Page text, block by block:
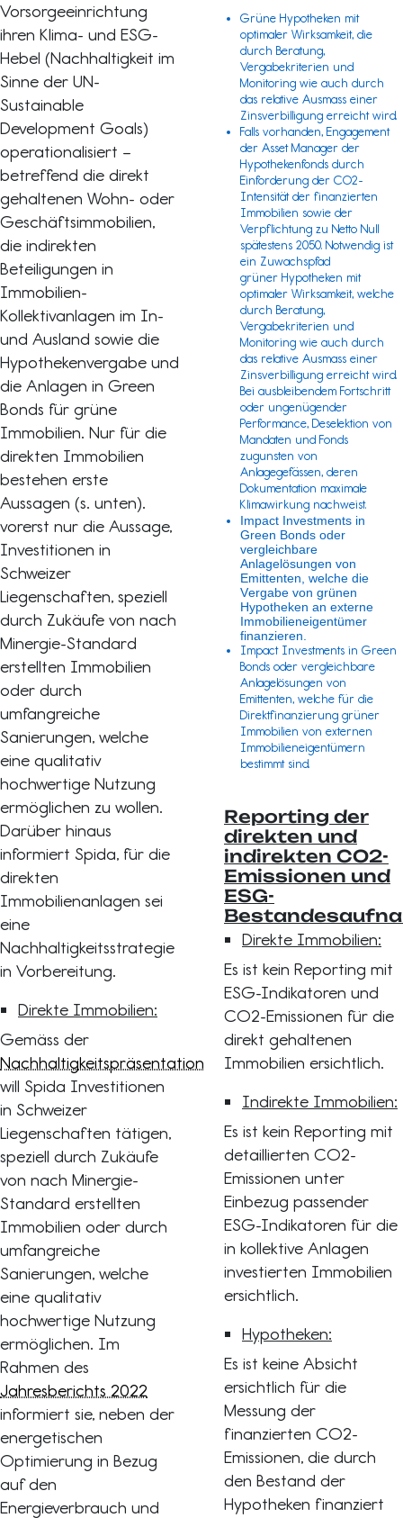
Vorsorgeeinrichtung
ihren Klima- und ESG-
Hebel (Nachhaltigkeit im
Sinne der UN-
Sustainable
Development Goals)
operationalisiert –
betreffend die direkt
gehaltenen Wohn- oder
Geschäftsimmobilien,
die indirekten
Beteiligungen in
Immobilien-
Kollektivanlagen im In-
und Ausland sowie die
Hypothekenvergabe und
die Anlagen in Green
Bonds für grüne
Immobilien. Nur für die
direkten Immobilien
bestehen erste
Aussagen (s. unten).
vorerst nur die Aussage,
Investitionen in
Schweizer
Liegenschaften, speziell
durch Zukäufe von nach
Minergie-Standard
erstellten Immobilien
oder durch
umfangreiche
Sanierungen, welche
eine qualitativ
hochwertige Nutzung
ermöglichen zu wollen.
Darüber hinaus
informiert Spida, für die
direkten
Immobilienanlagen sei
eine
Nachhaltigkeitsstrategie
in Vorbereitung.
Direkte Immobilien:
Gemäss der
Nachhaltigkeitspräsentation
will Spida Investitionen
in Schweizer
Liegenschaften tätigen,
speziell durch Zukäufe
von nach Minergie-
Standard erstellten
Immobilien oder durch
umfangreiche
Sanierungen, welche
eine qualitativ
hochwertige Nutzung
ermöglichen. Im
Rahmen des
Jahresberichts 2022
informiert sie, neben der
energetischen
Optimierung in Bezug
auf den
Energieverbrauch und
Grüne Hypotheken mit
optimaler Wirksamkeit, die
durch Beratung,
Vergabekriterien und
Monitoring wie auch durch
das relative Ausmass einer
Zinsverbilligung erreicht wird.
Falls vorhanden, Engagement
der Asset Manager der
Hypothekenfonds durch
Einforderung der CO2-
Intensität der finanzierten
Immobilien sowie der
Verpflichtung zu Netto Null
spätestens 2050. Notwendig ist
ein Zuwachspfad
grüner Hypotheken mit
optimaler Wirksamkeit, welche
durch Beratung,
Vergabekriterien und
Monitoring wie auch durch
das relative Ausmass einer
Zinsverbilligung erreicht wird.
Bei ausbleibendem Fortschritt
oder ungenügender
Performance, Deselektion von
Mandaten und Fonds
zugunsten von
Anlagegefässen, deren
Dokumentation maximale
Klimawirkung nachweist.
Impact Investments in
Green Bonds oder
vergleichbare
Anlagelösungen von
Emittenten, welche die
Vergabe von grünen
Hypotheken an externe
Immobilieneigentümer
finanzieren.
Impact Investments in Green
Bonds oder vergleichbare
Anlagelösungen von
Emittenten, welche für die
Direktfinanzierung grüner
Immobilien von externen
Immobilieneigentümern
bestimmt sind.
Reporting der
direkten und
indirekten CO2-
Emissionen und
ESG-
Direkte Immobilien:
Es ist kein Reporting mit
ESG-Indikatoren und
CO2-Emissionen für die
direkt gehaltenen
Immobilien ersichtlich.
Indirekte Immobilien:
Es ist kein Reporting mit
detaillierten CO2-
Emissionen unter
Einbezug passender
ESG-Indikatoren für die
in kollektive Anlagen
investierten Immobilien
ersichtlich.
Hypotheken:
Es ist keine Absicht
ersichtlich für die
Messung der
finanzierten CO2-
Emissionen, die durch
den Bestand der
Hypotheken finanziert